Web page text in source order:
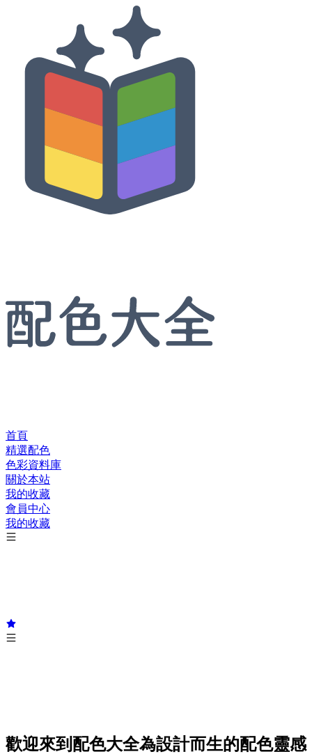
首頁
精選配色
色彩資料庫
關於本站
我的收藏
會員中心
我的收藏
歡迎來到配色大全為設計而生的配色靈感